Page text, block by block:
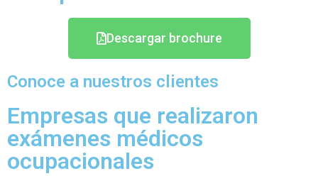
Descargar brochure
Conoce a nuestros clientes
Empresas que realizaron
exámenes médicos
ocupacionales